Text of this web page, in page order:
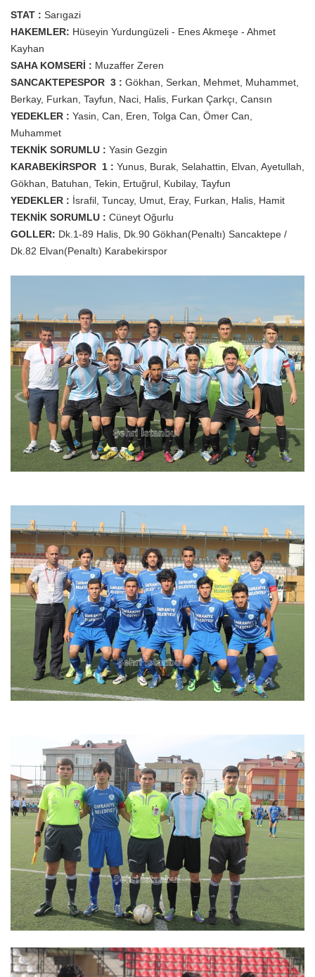
STAT : Sarıgazi
HAKEMLER: Hüseyin Yurdungüzeli - Enes Akmeşe - Ahmet
Kayhan
SAHA KOMSERİ : Muzaffer Zeren
SANCAKTEPESPOR 3 : Gökhan, Serkan, Mehmet, Muhammet,
Berkay, Furkan, Tayfun, Naci, Halis, Furkan Çarkçı, Cansın
YEDEKLER : Yasin, Can, Eren, Tolga Can, Ömer Can,
Muhammet
TEKNİK SORUMLU : Yasin Gezgin
KARABEKİRSPOR 1 : Yunus, Burak, Selahattin, Elvan, Ayetullah,
Gökhan, Batuhan, Tekin, Ertuğrul, Kubilay, Tayfun
YEDEKLER : İsrafil, Tuncay, Umut, Eray, Furkan, Halis, Hamit
TEKNİK SORUMLU : Cüneyt Oğurlu
GOLLER: Dk.1-89 Halis, Dk.90 Gökhan(Penaltı) Sancaktepe /
Dk.82 Elvan(Penaltı) Karabekirspor